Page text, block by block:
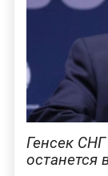
Генсек